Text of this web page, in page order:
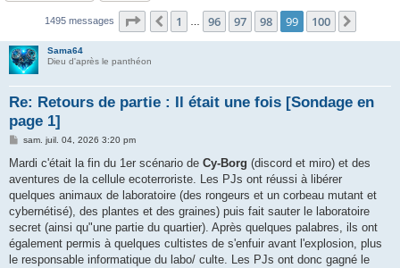
1495 messages Page 99 sur 100
Précédent
1 96 97 98 99 100
Sama64
Dieu d'après le panthéon
Re: Retours de partie : Il était une fois [Sondage en
page 1]
M
s
a
g
sam. juil. 04, 2026 3:20 pm
Mardi c'était la fin du 1er scénario de Cy-Borg (discord et miro) et des
aventures de la cellule ecoterroriste. Les PJs ont réussi à libérer
quelques animaux de laboratoire (des rongeurs et un corbeau mutant et
cybernétisé), des plantes et des graines) puis fait sauter le laboratoire
secret (ainsi qu"une partie du quartier). Après quelques palabres, ils ont
également permis à quelques cultistes de s'enfuir avant l'explosion, plus
le responsable informatique du labo/ culte. Les PJs ont donc gagné le